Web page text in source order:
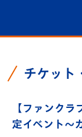
チケット
【ファンク
定イベント～